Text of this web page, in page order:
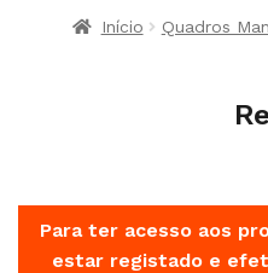
Início Quadros
Para ter acesso aos
estar registado e